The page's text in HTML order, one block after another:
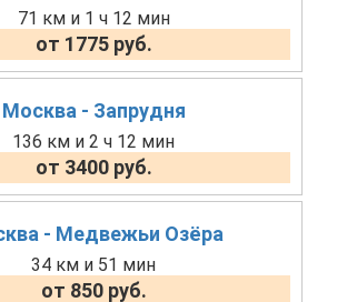
71 км и 1 ч 12 мин
от 1775 руб.
Москва - Запрудня
136 км и 2 ч 12 мин
от 3400 руб.
- Медвежьи Озёра
34 км и 51 мин
от 850 руб.